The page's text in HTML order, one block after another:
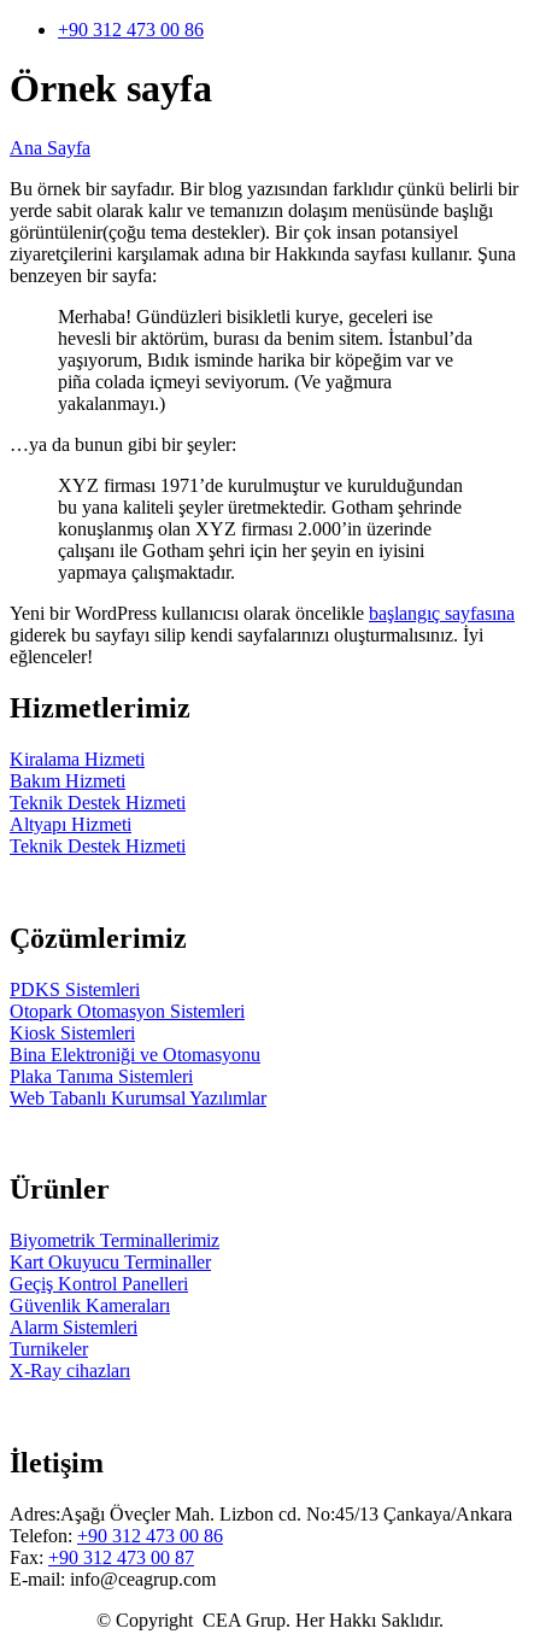
+90 312 473 00 86
Örnek sayfa
Ana Sayfa
Bu örnek bir sayfadır. Bir blog yazısından farklıdır çünkü belirli bir
yerde sabit olarak kalır ve temanızın dolaşım menüsünde başlığı
görüntülenir(çoğu tema destekler). Bir çok insan potansiyel
ziyaretçilerini karşılamak adına bir Hakkında sayfası kullanır. Şuna
benzeyen bir sayfa:
Merhaba! Gündüzleri bisikletli kurye, geceleri ise
hevesli bir aktörüm, burası da benim sitem. İstanbul’da
yaşıyorum, Bıdık isminde harika bir köpeğim var ve
piña colada içmeyi seviyorum. (Ve yağmura
yakalanmayı.)
…ya da bunun gibi bir şeyler:
XYZ firması 1971’de kurulmuştur ve kurulduğundan
bu yana kaliteli şeyler üretmektedir. Gotham şehrinde
konuşlanmış olan XYZ firması 2.000’in üzerinde
çalışanı ile Gotham şehri için her şeyin en iyisini
yapmaya çalışmaktadır.
Yeni bir WordPress kullanıcısı olarak öncelikle başlangıç sayfasına
giderek bu sayfayı silip kendi sayfalarınızı oluşturmalısınız. İyi
eğlenceler!
Hizmetlerimiz
Kiralama Hizmeti
Bakım Hizmeti
Teknik Destek Hizmeti
Altyapı Hizmeti
Teknik Destek Hizmeti
Çözümlerimiz
PDKS Sistemleri
Otopark Otomasyon Sistemleri
Kiosk Sistemleri
Bina Elektroniği ve Otomasyonu
Plaka Tanıma Sistemleri
Web Tabanlı Kurumsal Yazılımlar
Ürünler
Biyometrik Terminallerimiz
Kart Okuyucu Terminaller
Geçiş Kontrol Panelleri
Güvenlik Kameraları
Alarm Sistemleri
Turnikeler
X-Ray cihazları
İletişim
Adres:Aşağı Öveçler Mah. Lizbon cd. No:45/13 Çankaya/Ankara
Telefon: +90 312 473 00 86
Fax: +90 312 473 00 87
E-mail: info@ceagrup.com
© Copyright CEA Grup. Her Hakkı Saklıdır.